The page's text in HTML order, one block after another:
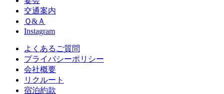
交通案内
Ｑ&Ａ
Instagram
よくあるご質問
プライバシーポリシー
会社概要
リクルート
宿泊約款